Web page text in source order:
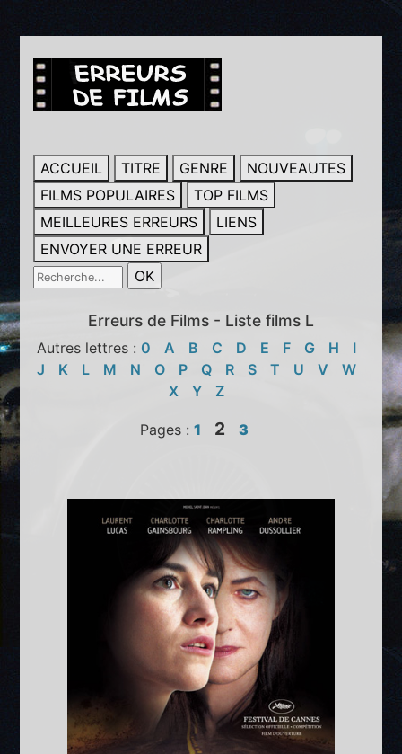
ACCUEIL TITRE GENRE
NOUVEAUTES
FILMS POPULAIRES
TOP FILMS
MEILLEURES ERREURS
LIENS
ENVOYER UNE ERREUR
Erreurs de Films - Liste films L
Autres lettres : 0 A B C D E F G H
I
J
K L M N O P Q R S T U V
W
X
Y Z
Pages : 1 2 3